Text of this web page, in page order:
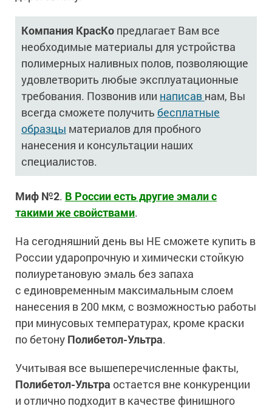
Компания КрасКо предлагает Вам все
необходимые материалы для устройства
полимерных наливных полов, позволяющие
удовлетворить любые эксплуатационные
требования. Позвонив или написав нам, Вы
всегда сможете получить бесплатные
образцы материалов для пробного
нанесения и консультации наших
специалистов.
Миф №2. В России есть другие эмали с
такими же свойствами.
На сегодняшний день вы НЕ сможете купить в
России ударопрочную и химически стойкую
полиуретановую эмаль без запаха
с единовременным максимальным слоем
нанесения в 200 мкм, с возможностью работы
при минусовых температурах, кроме краски
по бетону Полибетол-Ультра.
Учитывая все вышеперечисленные факты,
Полибетол-Ультра остается вне конкуренции
и отлично подходит в качестве финишного